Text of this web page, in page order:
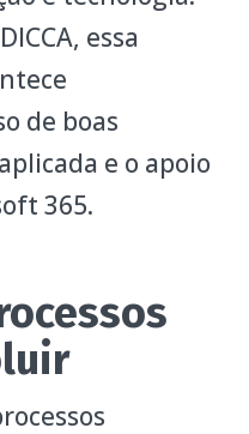
essa
de boas
e o apoio
365.